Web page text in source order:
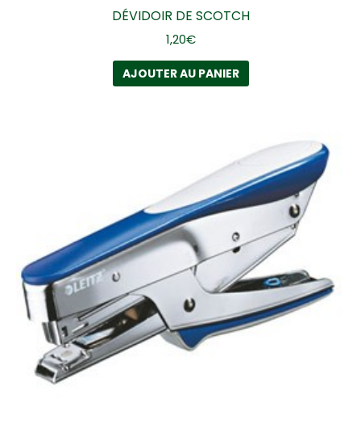
DÉVIDOIR DE SCOTCH
1,20€
AJOUTER AU PANIER